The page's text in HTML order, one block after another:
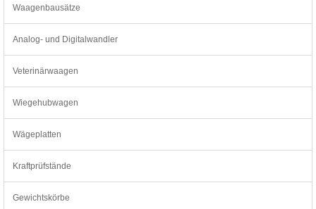
Waagenbausätze
Analog- und Digitalwandler
Veterinärwaagen
Wiegehubwagen
Wägeplatten
Kraftprüfstände
Gewichtskörbe